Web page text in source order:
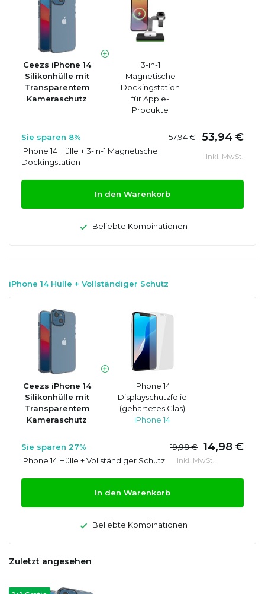
Ceezs iPhone 14
Silikonhülle mit
Transparentem
Kameraschutz
3-in-1
Magnetische
Dockingstation
für Apple-
Produkte
Sie sparen 8% 57,94 € 53,94 €
iPhone 14 Hülle + 3-in-1 Magnetische
Dockingstation
Inkl. MwSt.
In den Warenkorb
Beliebte Kombinationen
iPhone 14 Hülle + Vollständiger Schutz
Ceezs iPhone 14
Silikonhülle mit
Transparentem
Kameraschutz
iPhone 14
Displayschutzfolie
(gehärtetes Glas)
iPhone 14
Sie sparen 27% 19,98 € 14,98 €
iPhone 14 Hülle + Vollständiger Schutz Inkl. MwSt.
In den Warenkorb
Beliebte Kombinationen
Zuletzt angesehen